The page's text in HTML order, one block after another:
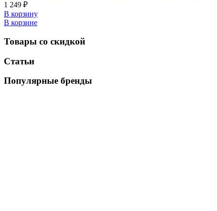
1 249 ₽
В корзину
В корзине
Товары со скидкой
Статьи
Популярные бренды